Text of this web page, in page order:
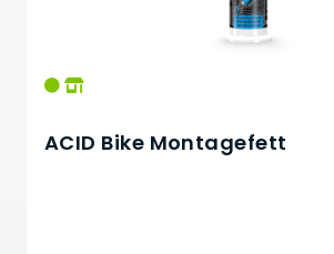
ACID Bike Montagefett